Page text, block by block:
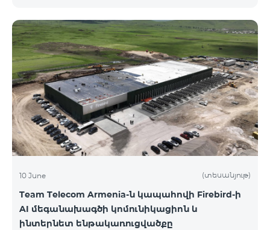
10 June (տեսանյութ)
Team Telecom Armenia-ն կապահովի Firebird-ի
AI մեգանախագծի կոմունիկացիոն և
ինտերնետ ենթակառուցվածքը